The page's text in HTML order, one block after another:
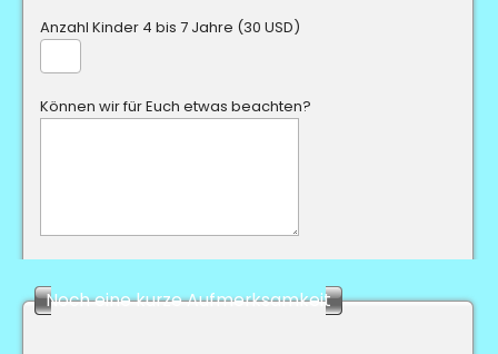
Anzahl Kinder 4 bis 7 Jahre (30 USD)
Können wir für Euch etwas beachten?
Noch eine kurze Aufmerksamkeit